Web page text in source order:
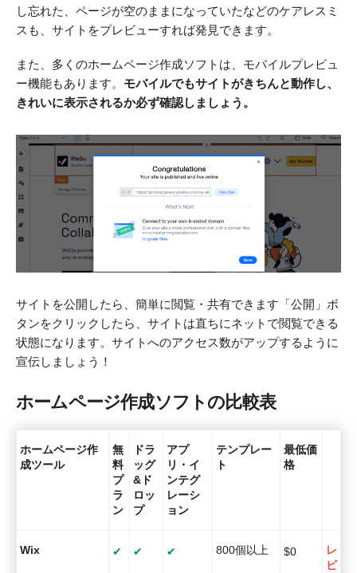
し忘れた、ページが空のままになっていたなどのケアレスミ
スも、サイトをプレビューすれば発見できます。
また、多くのホームページ作成ソフトは、モバイルプレビュ
ー機能もあります。 モバイルでもサイトがきちんと動作し、
きれいに表示されるか必ず確認しましょう。
サイトを公開したら、簡単に閲覧・共有できます「公開」ボ
タンをクリックしたら、サイトは直ちにネットで閲覧できる
状態になります。サイトへのアクセス数がアップするように
宣伝しましょう！
ホームページ作成ソフトの比較表
ホームページ作
成ツール
無
料
プ
ラ
ン
ドラ
ッグ
&ド
ロッ
プ
アプ
リ・イ
ンテグ
レーシ
ョン
テンプレー
ト
最低価
格
Wix ✔ ✔ ✔ 800個以上 $0
レ
ビ